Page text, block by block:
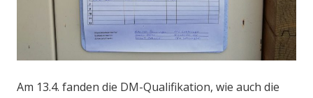
Am 13.4. fanden die DM-Qualifikation, wie auch die